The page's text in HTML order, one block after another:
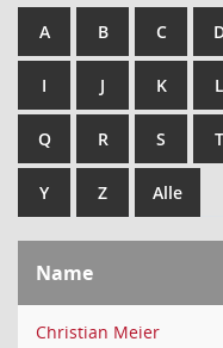
A B C
I J K L
Q R S T
Y Z Alle
Name
Christian Meier